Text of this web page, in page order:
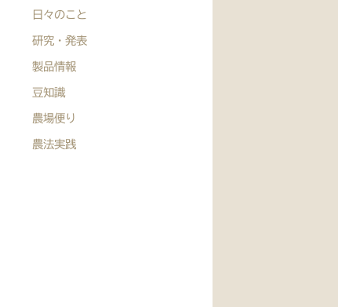
日々のこと
研究・発表
製品情報
豆知識
農場便り
農法実践